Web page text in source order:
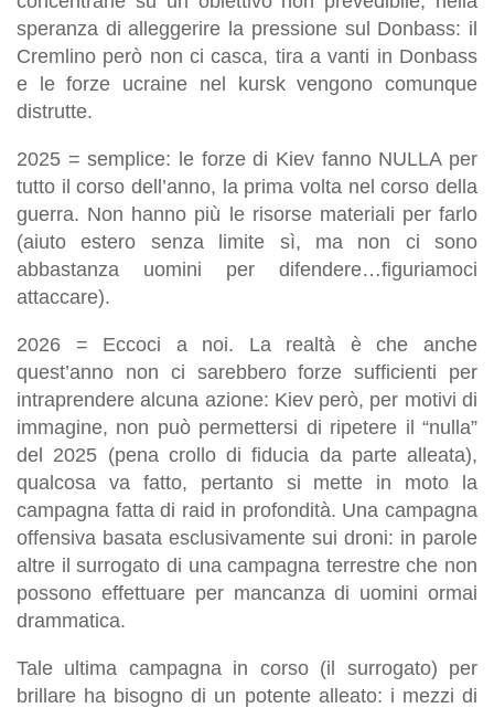
speranza di alleggerire la pressione sul Donbass: il
Cremlino però non ci casca, tira a vanti in Donbass
e le forze ucraine nel kursk vengono comunque
distrutte.
2025 = semplice: le forze di Kiev fanno NULLA per
tutto il corso dell’anno, la prima volta nel corso della
guerra. Non hanno più le risorse materiali per farlo
(aiuto estero senza limite sì, ma non ci sono
abbastanza uomini per difendere…figuriamoci
attaccare).
2026 = Eccoci a noi. La realtà è che anche
quest’anno non ci sarebbero forze sufficienti per
intraprendere alcuna azione: Kiev però, per motivi di
immagine, non può permettersi di ripetere il “nulla”
del 2025 (pena crollo di fiducia da parte alleata),
qualcosa va fatto, pertanto si mette in moto la
campagna fatta di raid in profondità. Una campagna
offensiva basata esclusivamente sui droni: in parole
altre il surrogato di una campagna terrestre che non
possono effettuare per mancanza di uomini ormai
drammatica.
Tale ultima campagna in corso (il surrogato) per
brillare ha bisogno di un potente alleato: i mezzi di